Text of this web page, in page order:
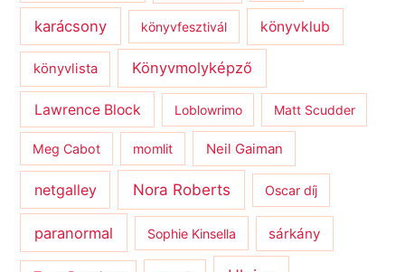
karácsony könyvfesztivál könyvklub
könyvlista Könyvmolyképző
Lawrence Block Loblowrimo Matt Scudder
Meg Cabot momlit Neil Gaiman
netgalley Nora Roberts Oscar díj
paranormal Sophie Kinsella sárkány